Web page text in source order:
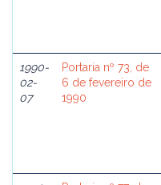
1990-
02-
07
Portaria nº 73, de
6 de fevereiro de
1990